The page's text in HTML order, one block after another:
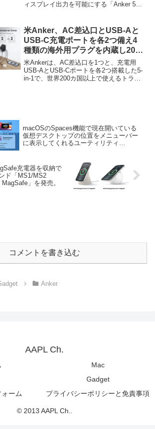
MacBook)」を発売。
ィスプレイ出力を可能にする「Anker 564
米Anker、AC差込口とUSB-Aと
USB-C充電ポートを各2つ備え4
種類の海外用プラグを内蔵し200
ヶ国以上で使える電源アダプタ
「Anker Nano Travel Adapter
(5-in-1, 20W)」を発売。
米Ankerは、AC差込口を1つと、充電用
USB-AとUSB-Cポートを各2つ搭載した5-
in-1で、世界200カ国以上で使えるトラベ
macOSのSpaces機能で現在開いている
仮想デスクトップの位置をメニューバー
に表示してくれるユーティリティ
充電器を収納で
ド「MS1/MS2
」を発売。
コメントを書き込む
Anker
AAPL Ch.
Mac
Gadget
ーム
プライバシーポリシーと免責事項
© 2013 AAPL Ch..